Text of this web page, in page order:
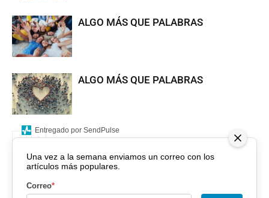
ALGO MÁS QUE PALABRAS
ALGO MÁS QUE PALABRAS
Una vez a la semana enviamos un correo con los
artículos más populares.
Correo*
Entregado por SendPulse